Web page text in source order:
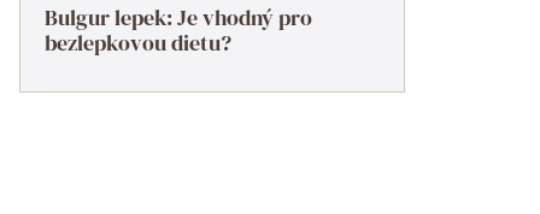
Bulgur lepek: Je vhodný pro
bezlepkovou dietu?